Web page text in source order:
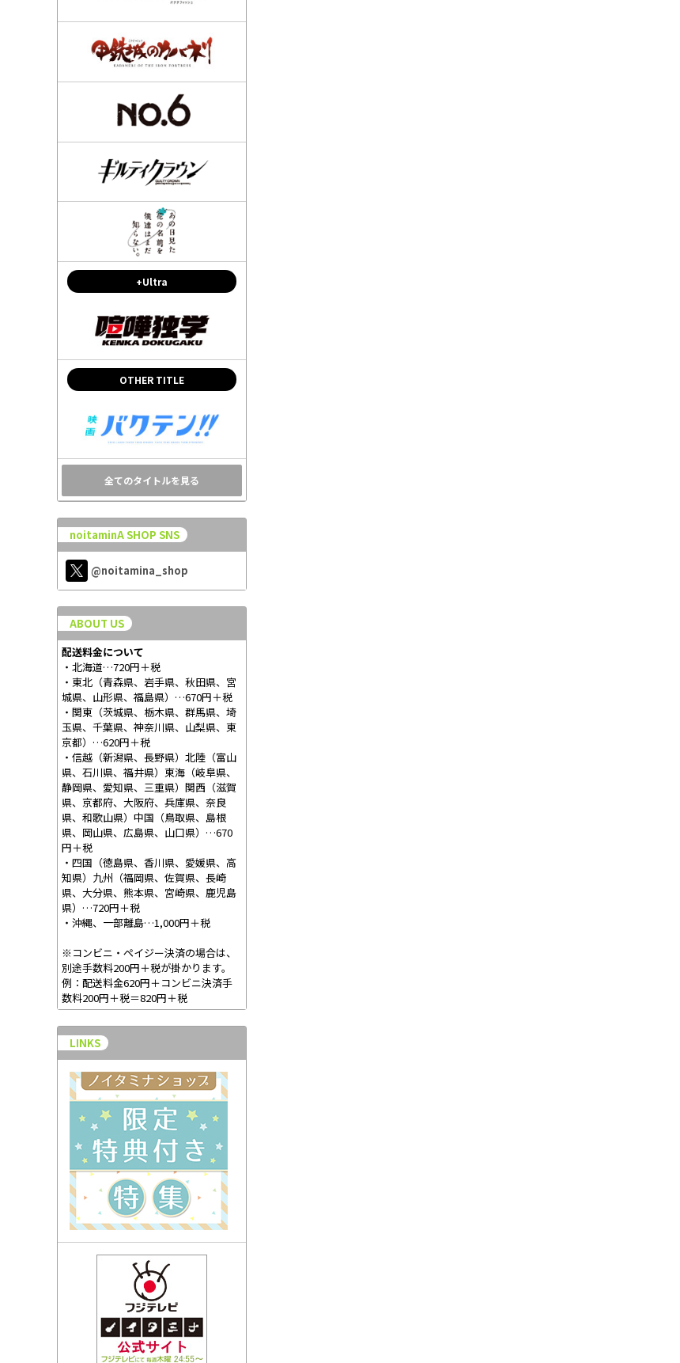
+Ultra
OTHER TITLE
全てのタイトルを見る
noitaminA SHOP SNS
@noitamina_shop
ABOUT US
配送料金について
・北海道…720円＋税
・東北（青森県、岩手県、秋田県、宮
城県、山形県、福島県）…670円＋税
・関東（茨城県、栃木県、群馬県、埼
玉県、千葉県、神奈川県、山梨県、東
京都）…620円＋税
・信越（新潟県、長野県）北陸（富山
県、石川県、福井県）東海（岐阜県、
静岡県、愛知県、三重県）関西（滋賀
県、京都府、大阪府、兵庫県、奈良
県、和歌山県）中国（鳥取県、島根
県、岡山県、広島県、山口県）…670
円＋税
・四国（徳島県、香川県、愛媛県、高
知県）九州（福岡県、佐賀県、長崎
県、大分県、熊本県、宮崎県、鹿児島
県）…720円＋税
・沖縄、一部離島…1,000円＋税
※コンビニ・ペイジー決済の場合は、
別途手数料200円＋税が掛かります。
例：配送料金620円＋コンビニ決済手
数料200円＋税＝820円＋税
LINKS